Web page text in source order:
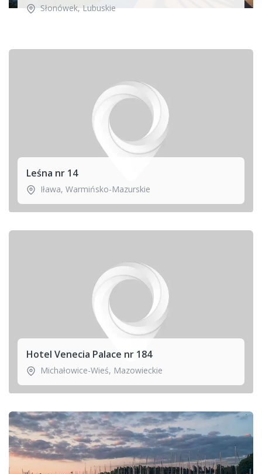
Słonówek,Lubuskie
Leśna nr 14
Iława, Warmińsko-Mazurskie
Hotel Venecia Palace nr 184
Michałowice-Wieś, Mazowieckie